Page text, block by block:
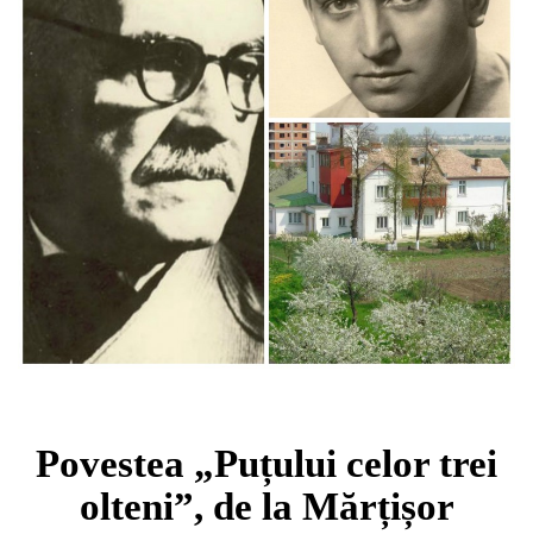
Povestea „Puțului celor trei
olteni”, de la Mărțișor